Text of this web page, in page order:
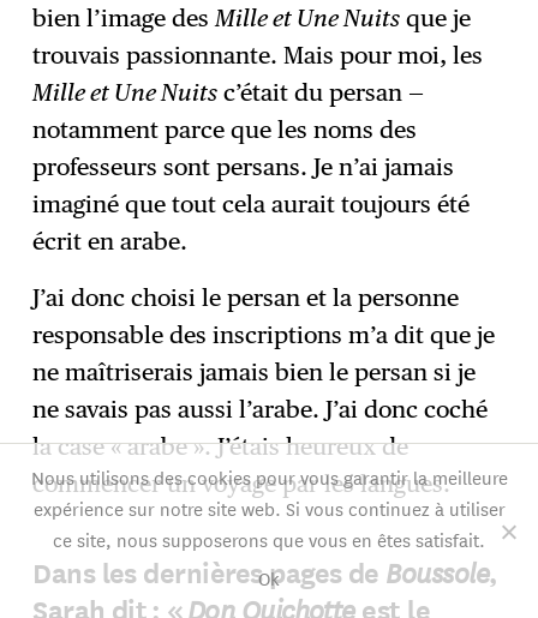
bien l’image desMille et Une Nuits que je
trouvais passionnante. Mais pour moi, les
Mille et Une Nuits c’était du persan —
notamment parce que les noms des
professeurs sont persans. Je n’ai jamais
imaginé que tout cela aurait toujours été
écrit en arabe.
J’ai donc choisi le persan et la personne
responsable des inscriptions m’a dit que je
ne maîtriserais jamais bien le persan si je
ne savais pas aussi l’arabe. J’ai donc coché
la case « arabe ». J’étais heureux de
commencer un voyage par les langues.
Dans les dernières pages de Boussole,
Sarah dit : «Don Quichotteest le
Nous utilisons des cookies pour vous garantir la meilleure
expérience sur notre site web. Si vous continuez à utiliser
ce site, nous supposerons que vous en êtes satisfait.
Ok